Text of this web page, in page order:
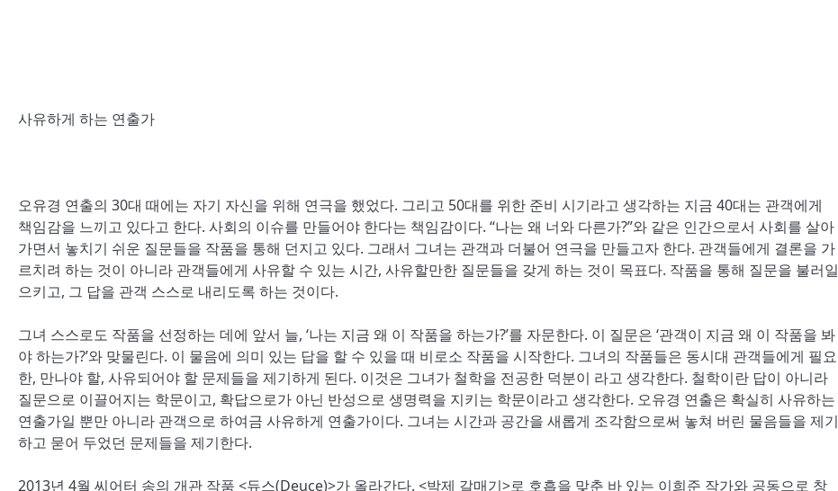
사유하게 하는 연출가
오유경 연출의 30대 때에는 자기 자신을 위해 연극을 했었다. 그리고 50대를 위한 준비 시기라고 생각하는 지금 40대는 관객에게
책임감을 느끼고 있다고 한다. 사회의 이슈를 만들어야 한다는 책임감이다. “나는 왜 너와 다른가?”와 같은 인간으로서 사회를 살아
가면서 놓치기 쉬운 질문들을 작품을 통해 던지고 있다. 그래서 그녀는 관객과 더불어 연극을 만들고자 한다. 관객들에게 결론을 가
르치려 하는 것이 아니라 관객들에게 사유할 수 있는 시간, 사유할만한 질문들을 갖게 하는 것이 목표다. 작품을 통해 질문을 불러일
으키고, 그 답을 관객 스스로 내리도록 하는 것이다.
그녀 스스로도 작품을 선정하는 데에 앞서 늘, ‘나는 지금 왜 이 작품을 하는가?’를 자문한다. 이 질문은 ‘관객이 지금 왜 이 작품을 봐
야 하는가?’와 맞물린다. 이 물음에 의미 있는 답을 할 수 있을 때 비로소 작품을 시작한다. 그녀의 작품들은 동시대 관객들에게 필요
한, 만나야 할, 사유되어야 할 문제들을 제기하게 된다. 이것은 그녀가 철학을 전공한 덕분이 라고 생각한다. 철학이란 답이 아니라
질문으로 이끌어지는 학문이고, 확답으로가 아닌 반성으로 생명력을 지키는 학문이라고 생각한다. 오유경 연출은 확실히 사유하는
연출가일 뿐만 아니라 관객으로 하여금 사유하게 연출가이다. 그녀는 시간과 공간을 새롭게 조각함으로써 놓쳐 버린 물음들을 제기
하고 묻어 두었던 문제들을 제기한다.
2013년 4월 씨어터 송의 개관 작품 <듀스(Deuce)>가 올라간다. <박제 갈매기>로 호흡을 맞춘 바 있는 이희준 작가와 공동으로 창